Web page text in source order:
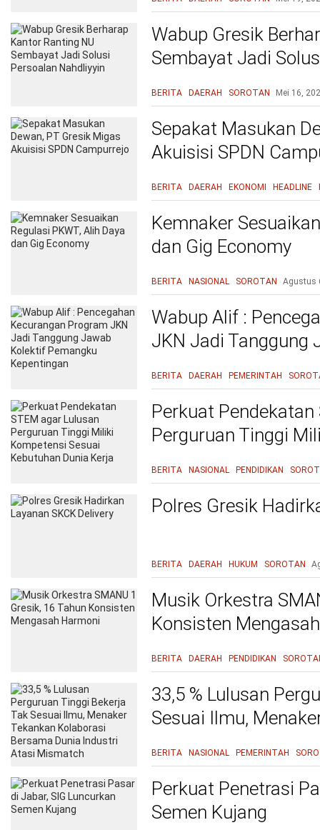
Wabup Gresik
Sembayat Jadi
BERITA DAERAH SOROTAN Mei 16,
Sepakat Masukan
Akuisisi SPDN
BERITA DAERAH EKONOMI HEADLINE
Kemnaker
dan Gig Economy
BERITA NASIONAL SOROTAN Agustus
Wabup Alif :
JKN Jadi Tanggung
BERITA DAERAH PEMERINTAH
Perkuat
Perguruan Tinggi
BERITA NASIONAL PENDIDIKAN
Polres Gresik
BERITA DAERAH HUKUM SOROTAN
Musik Orkestra
Konsisten
BERITA DAERAH PENDIDIKAN
33,5 % Lulusan
Sesuai Ilmu,
BERITA NASIONAL PEMERINTAH
Perkuat Penetrasi
Semen Kujang